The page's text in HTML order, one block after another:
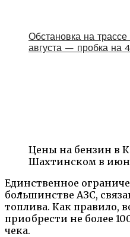
Цены на бензин в
Шахтинском в
Единственное
большинстве АЗС,
топлива. Как правило,
приобрести не более
чека.
Обстановка на
августа — пробка на